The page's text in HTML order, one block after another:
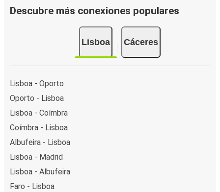
Descubre más conexiones populares
Lisboa Cáceres
Lisboa - Oporto
Oporto - Lisboa
Lisboa - Coímbra
Coímbra - Lisboa
Albufeira - Lisboa
Lisboa - Madrid
Lisboa - Albufeira
Faro - Lisboa